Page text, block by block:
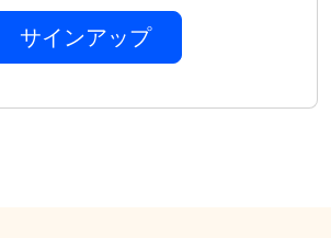
サインアップ